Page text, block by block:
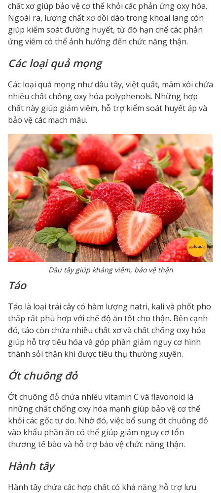
chất xơ giúp bảo vệ cơ thể khỏi các phản ứng oxy hóa.
Ngoài ra, lượng chất xơ dồi dào trong khoai lang còn
giúp kiểm soát đường huyết, từ đó hạn chế các phản
ứng viêm có thể ảnh hưởng đến chức năng thận.
Các loại quả mọng
Các loại quả mọng như dâu tây, việt quất, mâm xôi chứa
nhiều chất chống oxy hóa polyphenols. Những hợp
chất này giúp giảm viêm, hỗ trợ kiểm soát huyết áp và
bảo vệ các mạch máu.
Dâu tây giúp kháng viêm, bảo vệ thận
Táo
Táo là loại trái cây có hàm lượng natri, kali và phốt pho
thấp rất phù hợp với chế độ ăn tốt cho thận. Bên cạnh
đó, táo còn chứa nhiều chất xơ và chất chống oxy hóa
giúp hỗ trợ tiêu hóa và góp phần giảm nguy cơ hình
thành sỏi thận khi được tiêu thụ thường xuyên.
Ớt chuông đỏ
Ớt chuông đỏ chứa nhiều vitamin C và flavonoid là
những chất chống oxy hóa mạnh giúp bảo vệ cơ thể
khỏi các gốc tự do. Nhờ đó, việc bổ sung ớt chuông đỏ
vào khẩu phần ăn có thể giúp giảm nguy cơ tổn
thương tế bào và hỗ trợ bảo vệ chức năng thận.
Hành tây
Hành tây chứa các hợp chất có khả năng hỗ trợ lưu